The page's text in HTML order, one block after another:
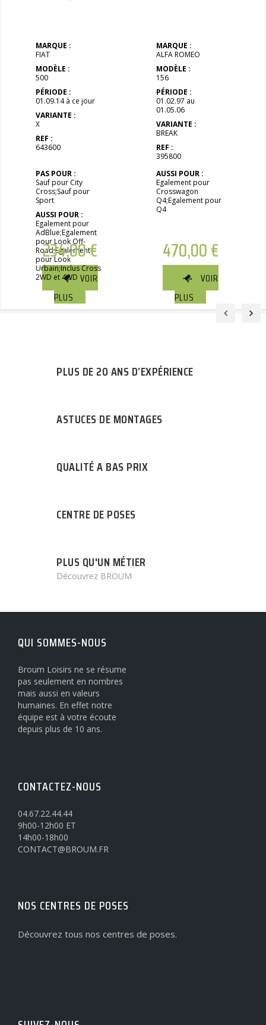
MARQUE :
FIAT
MODÈLE :
500
PÉRIODE :
01.09.14 à ce jour
VARIANTE :
X
REF :
643600
PAS POUR :
Sauf pour City
Cross;Sauf pour
Sport
AUSSI POUR :
Egalement pour
AdBlue;Egalement
pour Look Off-
Road;Egalement
pour Look
Urbain;Inclus Cross
2WD et 4WD
234,00€
VOIR
PLUS
MARQUE :
ALFA ROMEO
MODÈLE :
156
PÉRIODE :
01.02.97 au
01.05.06
VARIANTE :
BREAK
REF :
395800
AUSSI POUR :
Egalement pour
Crosswagon
Q4;Egalement pour
Q4
470,00€
VOIR
PLUS
PLUS DE 20 ANS D’EXPÉRIENCE
ASTUCES DE MONTAGES
QUALITÉ A BAS PRIX
CENTRE DE POSES
PLUS QU'UN MÉTIER
Découvrez BROUM
QUI SOMMES-NOUS
Broum Loisirs ne se résume
pas seulement en nombres
mais aussi en valeurs
humaines. En effet notre
équipe est à votre écoute
depuis plus de 10 ans.
CONTACTEZ-NOUS
04.67.22.44.44
9h00-12h00 ET
14h00-18h00
CONTACT@BROUM.FR
NOS CENTRES DE POSES
Découvrez tous nos centres de poses.